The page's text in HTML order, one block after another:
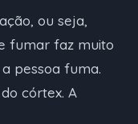
ou seja,
fumar faz muito
pessoa fuma.
córtex. A